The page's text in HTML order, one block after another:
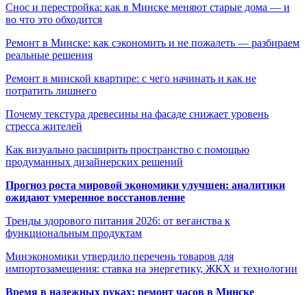
Снос и перестройка: как в Минске меняют старые дома — и
во что это обходится
Ремонт в Минске: как сэкономить и не пожалеть — разбираем
реальные решения
Ремонт в минской квартире: с чего начинать и как не
потратить лишнего
Почему текстура древесины на фасаде снижает уровень
стресса жителей
Как визуально расширить пространство с помощью
продуманных дизайнерских решений
Прогноз роста мировой экономики улучшен: аналитики
ожидают умеренное восстановление
Тренды здорового питания 2026: от веганства к
функциональным продуктам
Минэкономики утвердило перечень товаров для
импортозамещения: ставка на энергетику, ЖКХ и технологии
Время в надежных руках: ремонт часов в Минске